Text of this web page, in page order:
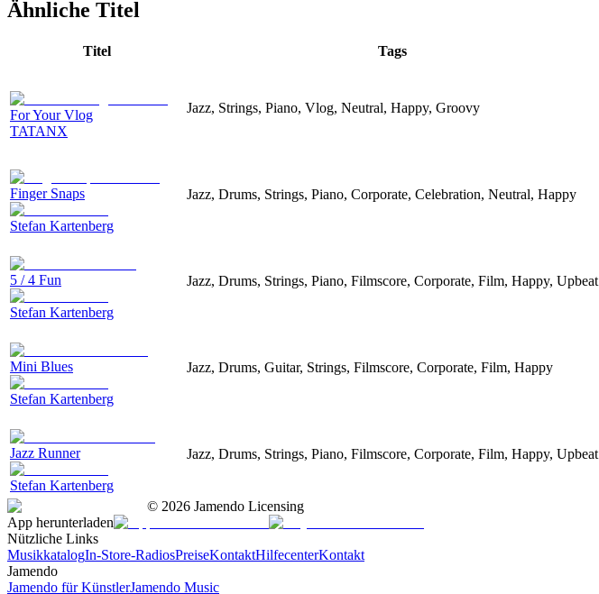
Ähnliche Titel
Titel Tags
For Your Vlog
TATANX
Jazz, Strings, Piano, Vlog, Neutral, Happy, Groovy
Finger Snaps
Stefan Kartenberg
Jazz, Drums, Strings, Piano, Corporate, Celebration, Neutral, Happy
5 / 4 Fun
Stefan Kartenberg
Jazz, Drums, Strings, Piano, Filmscore, Corporate, Film, Happy, Upbeat
Mini Blues
Stefan Kartenberg
Jazz, Drums, Guitar, Strings, Filmscore, Corporate, Film, Happy
Jazz Runner
Stefan Kartenberg
Jazz, Drums, Strings, Piano, Filmscore, Corporate, Film, Happy, Upbeat
© 2026 Jamendo Licensing
App herunterladen
Nützliche Links
MusikkatalogIn-Store-RadiosPreiseKontaktHilfecenterKontakt
Jamendo
Jamendo für KünstlerJamendo Music